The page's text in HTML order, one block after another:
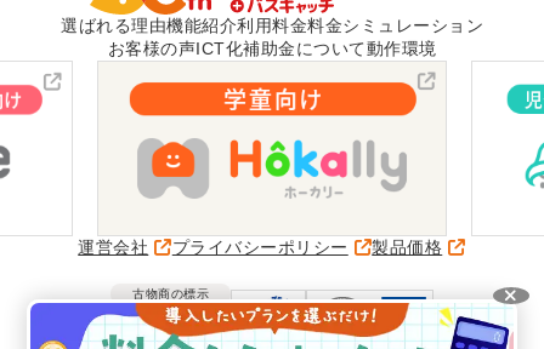
選ばれる理由機能紹介利用料金料金シミュレーション
お客様の声ICT化補助金について動作環境
運営会社 プライバシーポリシー 製品価格
古物商の標示
愛知県公安委員会
第541162315500号